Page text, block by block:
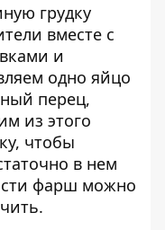
грудку
вместе с
и
одно яйцо
перец,
из этого
чтобы
в нем
фарш можно